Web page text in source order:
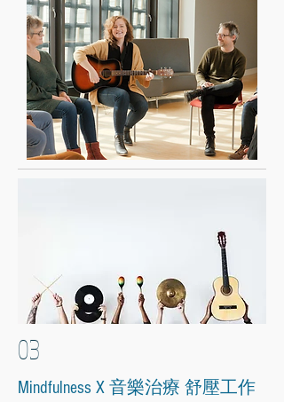
初步認識音樂治療
透過音樂互動及單元活動達至不同
效果，例如輕鬆減壓及團隊建立
按需要可提供活動摘要
03
Mindfulness X 音樂治療 舒壓工作